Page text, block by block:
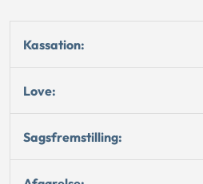
Kassation:
Love:
Sagsfremstilling: